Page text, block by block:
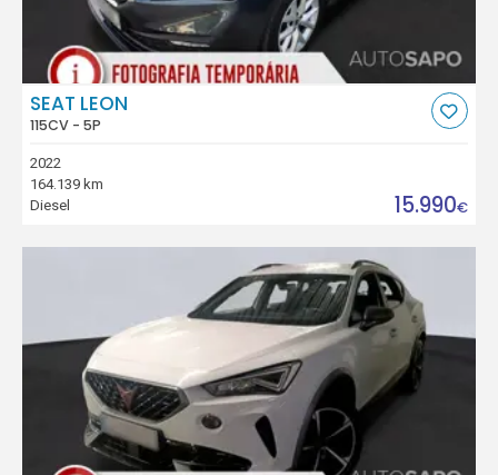
SEAT LEON
115CV - 5P
2022
164.139 km
Diesel
15.990€